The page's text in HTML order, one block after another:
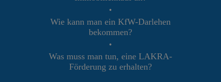
•
Wie kann man ein KfW-Darlehen
bekommen?
•
Was muss man tun, eine LAKRA-
Förderung zu erhalten?